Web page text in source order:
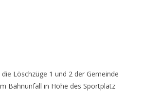
Löschzüge 1 und 2 der Gemeinde
Bahnunfall in Höhe des Sportplatz